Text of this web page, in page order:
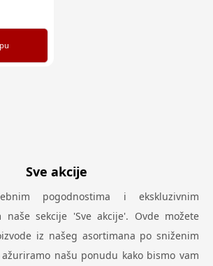
Sve akcije
pogodnostima i ekskluzivnim
naše sekcije 'Sve akcije'. Ovde možete
iz našeg asortimana po sniženim
ažuriramo našu ponudu kako bismo vam